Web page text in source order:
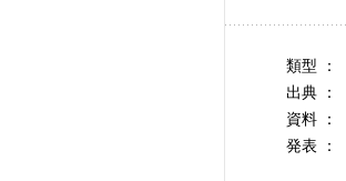
類型 ：
出典 ：
資料 ：
発表 ：